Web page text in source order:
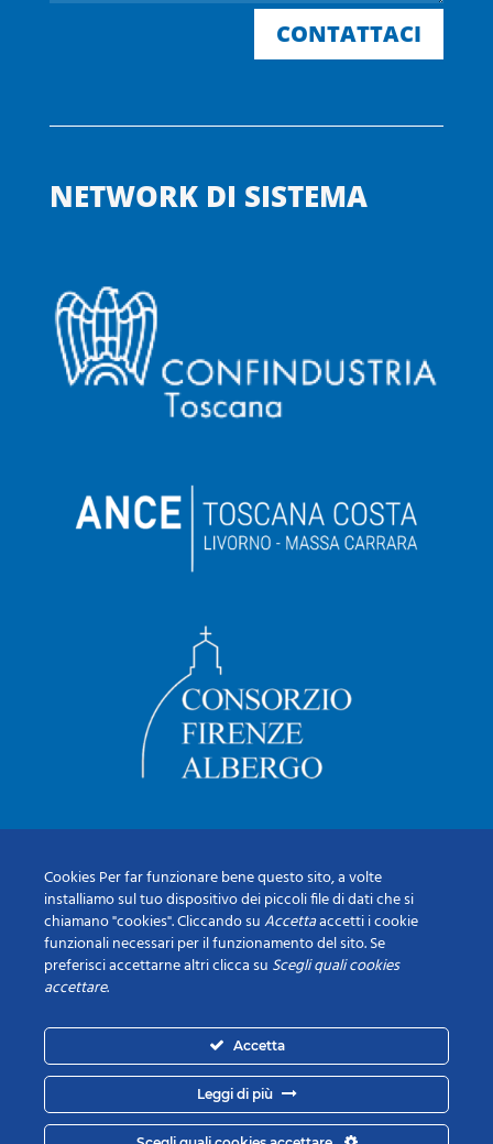
CONTATTACI
NETWORK DI SISTEMA
Cookies Per far funzionare bene questo sito, a volte
installiamo sul tuo dispositivo dei piccoli file di dati che si
chiamano "cookies". Cliccando suAccettaaccetti i cookie
funzionali necessari per il funzionamento del sito. Se
preferisci accettarne altri clicca su Scegli quali cookies
accettare.
Accetta
Leggi di più